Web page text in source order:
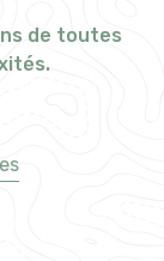
de toutes